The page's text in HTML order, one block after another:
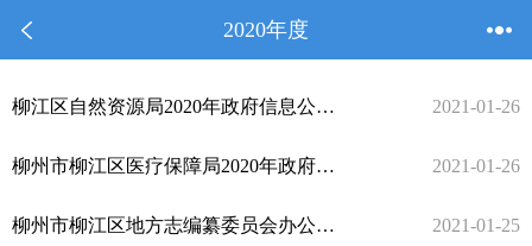
2020年度
柳江区自然资源局2020年政府信息公开工作年度报告 2021-01-26
柳州市柳江区医疗保障局2020年政府信息公开工作年度报告 2021-01-26
柳州市柳江区地方志编纂委员会办公室2020年政府信息公开工作年度报告 2021-01-25